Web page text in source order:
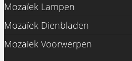
Mozaïek Lampen
Mozaïek Dienbladen
Mozaiek Voorwerpen